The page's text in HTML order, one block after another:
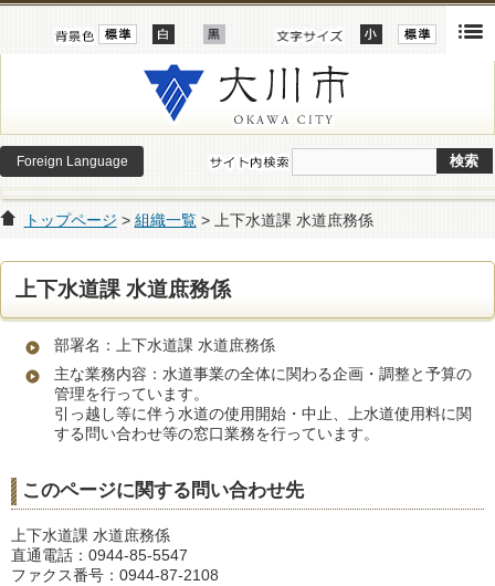
Foreign Language
トップページ > 組織一覧> 上下水道課 水道庶務係
上下水道課 水道庶務係
部署名：上下水道課 水道庶務係
主な業務内容：水道事業の全体に関わる企画・調整と予算の
管理を行っています。
引っ越し等に伴う水道の使用開始・中止、上水道使用料に関
する問い合わせ等の窓口業務を行っています。
このページに関する問い合わせ先
上下水道課 水道庶務係
直通電話：0944-85-5547
ファクス番号：0944-87-2108